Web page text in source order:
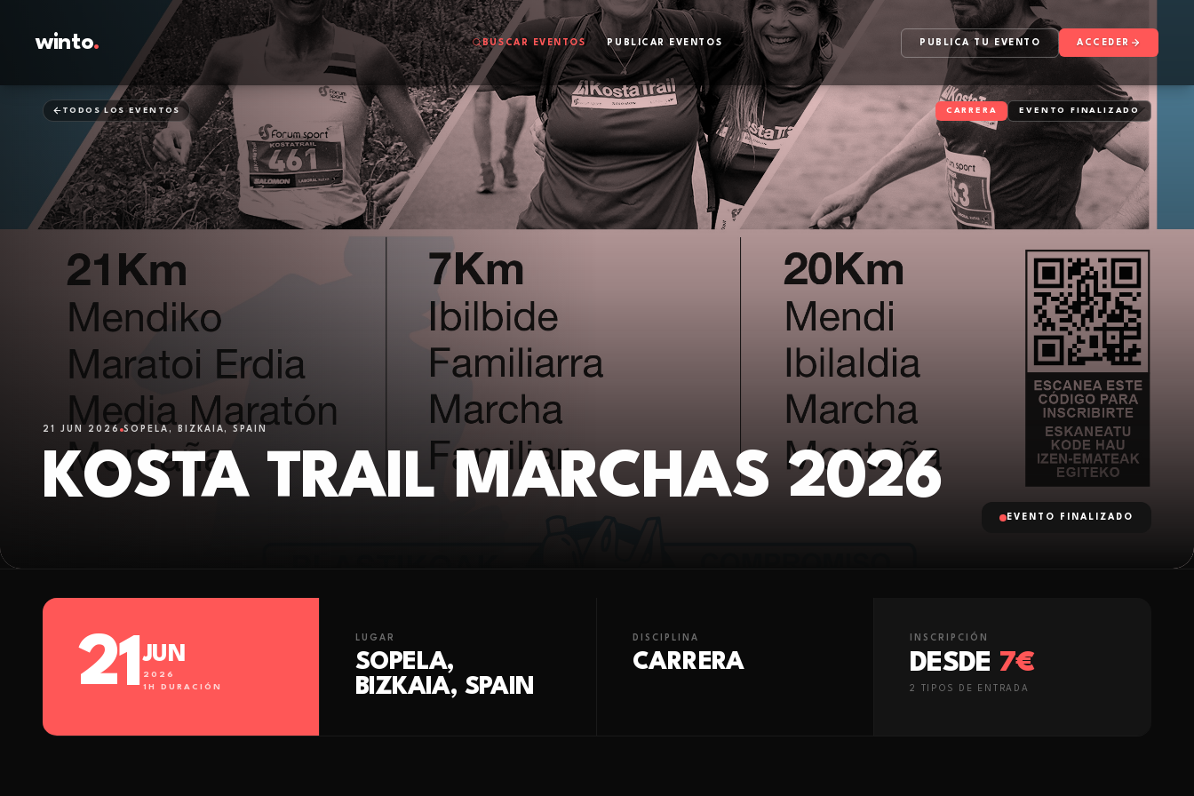
winto. BUSCAR EVENTOS PUBLICAR EVENTOS PUBLICA TU EVENTO ACCEDER
TODOS LOS EVENTOS CARRERA EVENTO FINALIZADO
21 JUN 2026 SOPELA, BIZKAIA, SPAIN
KOSTA TRAIL MARCHAS 2026
EVENTO FINALIZADO
21JUN
2026
1 H DURACIÓN
LUGAR
SOPELA,
BIZKAIA, SPAIN
DISCIPLINA
CARRERA
INSCRIPCIÓN
DESDE 7€
2 TIPO S DE ENTRADA